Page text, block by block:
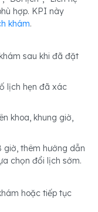
hợp. KPI này
khám.
sau khi đã đặt
lịch hẹn đã xác
khoa, khung giờ,
giờ, thêm hướng dẫn
chọn đổi lịch sớm.
hoặc tiếp tục